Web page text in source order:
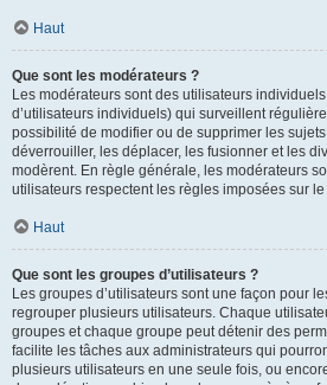
Haut
Que sont les modérateurs ?
Les modérateurs sont des utilisateurs
d’utilisateurs individuels) qui surveillent
possibilité de modifier ou de supprimer les
déverrouiller, les déplacer, les fusionner et les
modèrent. En règle générale, les modérateurs
utilisateurs respectent les règles imposées sur le
Haut
Que sont les groupes d’utilisateurs ?
Les groupes d’utilisateurs sont une façon pour
regrouper plusieurs utilisateurs. Chaque
groupes et chaque groupe peut détenir des
facilite les tâches aux administrateurs qui
plusieurs utilisateurs en une seule fois, ou